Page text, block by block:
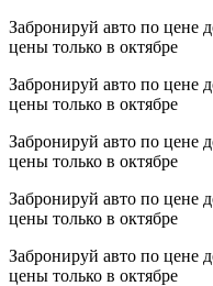
Забронируй авто по цене
цены только в октябре
Забронируй авто по цене
цены только в октябре
Забронируй авто по цене
цены только в октябре
Забронируй авто по цене
цены только в октябре
Забронируй авто по цене
цены только в октябре